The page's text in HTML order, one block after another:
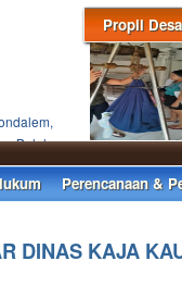
Propil Desa
Buleleng
Perencanaan &
DINAS KAJA